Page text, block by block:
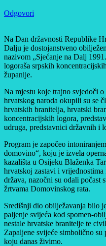
Odgovori
Na Dan državnosti Republike
Dalju je dostojanstveno
nazivom „Sjećanje na Dalj
logoraša srpskih
županije.
Na mjestu koje trajno svjedoči
hrvatskog naroda okupili su se
hrvatskih branitelja, hrvatski
koncentracijskih logora,
udruga, predstavnici državnih i
Program je započeo
domovino“, koju je izvela
kazališta u Osijeku Blaženka
hrvatskoj zastavi i
država, nazočni su odali počast
žrtvama Domovinskog rata.
Središnji dio obilježavanja bilo
paljenje svijeća kod spomen-
nestale hrvatske branitelje te
Zapaljene svijeće simbolično
koju danas živimo.